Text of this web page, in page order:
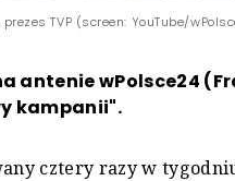
TVP (screen: YouTube/
antenie wPolsce24
kampanii".
cztery razy w